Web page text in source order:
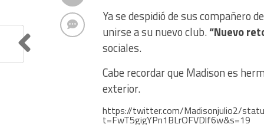
Ya se despidió de sus compañero
unirse a su nuevo club.“Nuevo
sociales.
Cabe recordar que Madison es
exterior.
https://twitter.com/Madisonjulio2/
t=FwT5gigYPn1BLrOFVDlf6w&s=19